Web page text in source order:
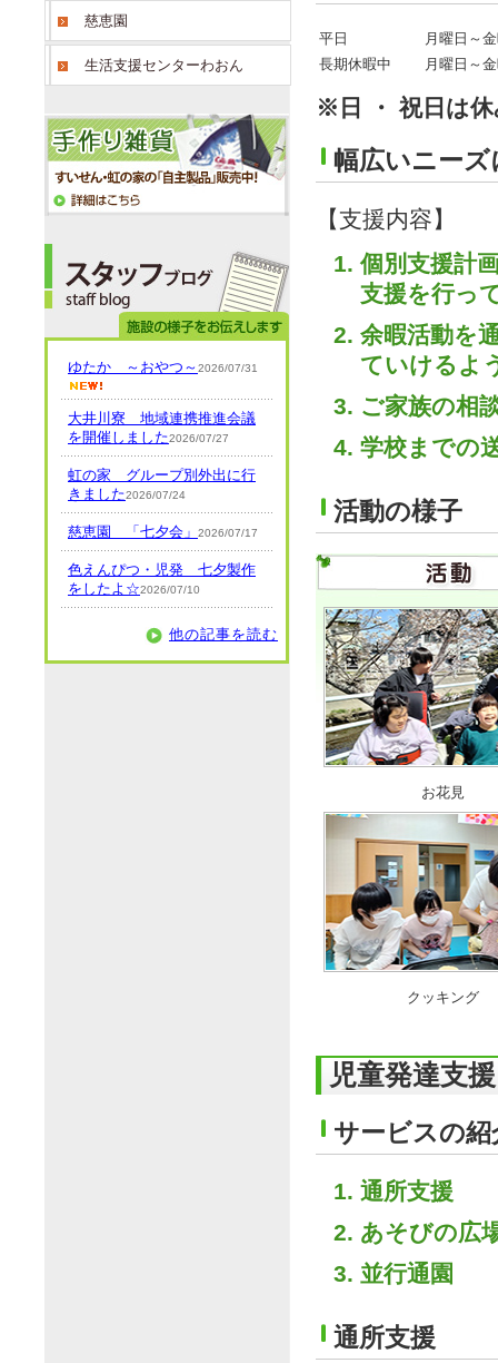
平日
月曜日～金
長期休暇中
月曜日～金
※日 ・ 祝日は
幅広いニー
【支援内容】
個別支援計
支援を行っ
余暇活動を
ていけるよ
ご家族の相
学校までの
活動の様子
お花見
クッキング
児童発達支援
サービスの紹
通所支援
あそびの広
並行通園
通所支援
慈恵園
生活支援センターわおん
ゆたか ～おやつ～2026/07/31
大井川寮 地域連携推進会議
を開催しました2026/07/27
虹の家 グループ別外出に行
きました2026/07/24
慈恵園 「七夕会」 2026/07/17
色えんぴつ・児発 七夕製作
をしたよ☆2026/07/10
他の記事を読む